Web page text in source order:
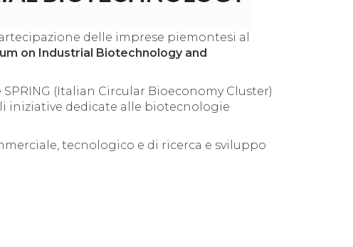
delle imprese piemontesi al
on Industrial Biotechnology and
(Italian Circular Bioeconomy Cluster)
iniziative dedicate alle biotecnologie
tecnologico e di ricerca e sviluppo